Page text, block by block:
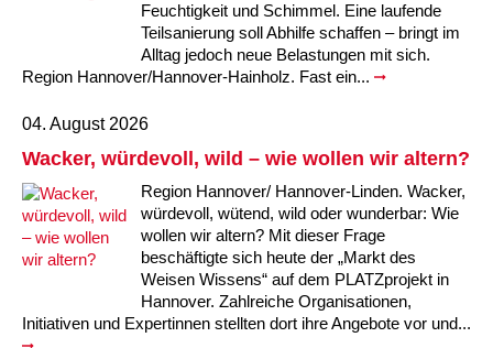
Kindertagesstätte Klaus-Müller-Kilian-Weg /
“Mäuseburg” / Familienzentrum
Kindertagesstätte König-Ludwig-Straße
Kindertagesstätte Langes Feld “Deisterspatzen”
Kindertagesstätte Moorlilienweg /
Familienzentrum
Kindertagesstätte Petermannstraße /
Familienzentrum
Kindertagesstätte Pfarrlandplatz
Kindertagesstätte Hiltrud-Grote-Weg
Kindertagesstätte Ibykusweg / Familienzentrum
Kindertagesstätte Johannes-Lau-Hof
Kindertagesstätte Kapellenbrink /
Familienzentrum
Kindertagesstätte Klaus-Müller-Kilian-Weg /
“Mäuseburg” / Familienzentrum
Kindertagesstätte König-Ludwig-Straße
Feuchtigkeit und Schimmel. Eine laufende
Teilsanierung soll Abhilfe schaffen – bringt im
Alltag jedoch neue Belastungen mit sich.
Region Hannover/Hannover-Hainholz. Fast ein...
04. August 2026
Wacker, würdevoll, wild – wie wollen wir altern?
Region Hannover/ Hannover-Linden. Wacker,
würdevoll, wütend, wild oder wunderbar: Wie
wollen wir altern? Mit dieser Frage
beschäftigte sich heute der „Markt des
Weisen Wissens“ auf dem PLATZprojekt in
Hannover. Zahlreiche Organisationen,
Initiativen und Expertinnen stellten dort ihre Angebote vor und...